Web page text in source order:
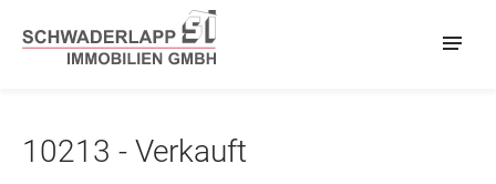
10213 - Verkauft